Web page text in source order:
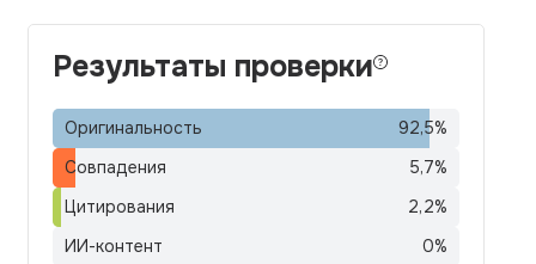
Результаты проверки
Оригинальность 92,5%
Совпадения
5,7%
Цитирования
2,2%
ИИ-контент
0%